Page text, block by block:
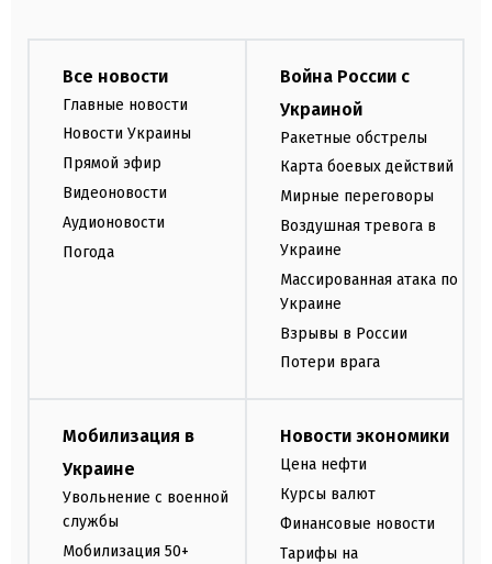
Все новости
Главные новости
Новости Украины
Прямой эфир
Видеоновости
Аудионовости
Погода
Война России с
Украиной
Ракетные обстрелы
Карта боевых действий
Мирные переговоры
Воздушная тревога в
Украине
Массированная атака по
Украине
Взрывы в России
Потери врага
Мобилизация в
Украине
Увольнение с военной
службы
Мобилизация 50+
Новости экономики
Цена нефти
Курсы валют
Финансовые новости
Тарифы на